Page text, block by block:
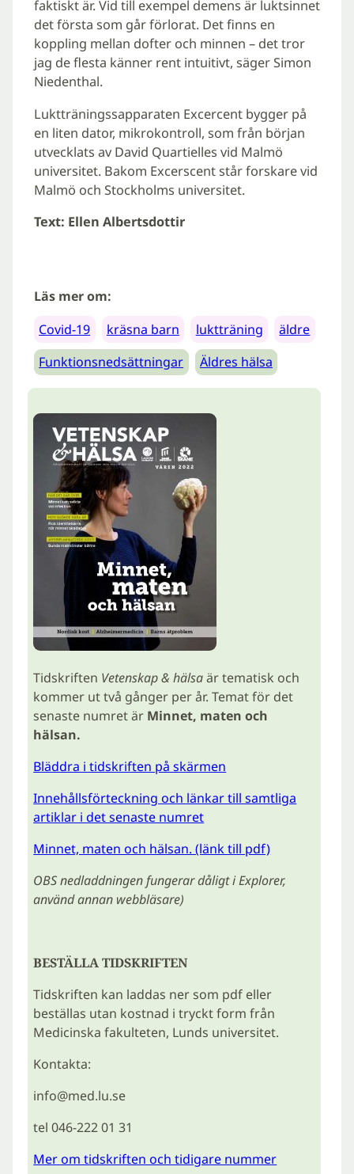
faktiskt är. Vid till exempel demens är luktsinnet
det första som går förlorat. Det finns en
koppling mellan dofter och minnen – det tror
jag de flesta känner rent intuitivt, säger Simon
Niedenthal.
Luktträningssapparaten Excercent bygger på
en liten dator, mikrokontroll, som från början
utvecklats av David Quartielles vid Malmö
universitet. Bakom Excerscent står forskare vid
Malmö och Stockholms universitet.
Text: Ellen Albertsdottir
Läs mer om:
Covid-19
kräsna barn luktträning
äldre
Funktionsnedsättningar
Äldres hälsa
Tidskriften Vetenskap & hälsaär tematisk och
kommer ut två gånger per år. Temat för det
senaste numret är Minnet, maten och
hälsan.
Bläddra i tidskriften på skärmen
Innehållsförteckning och länkar till samtliga
artiklar i det senaste numret
Minnet, maten och hälsan. (länk till pdf)
OBS nedladdningen fungerar dåligt i Explorer,
använd annan webbläsare)
BESTÄLLA TIDSKRIFTEN
Tidskriften kan laddas ner som pdf eller
beställas utan kostnad i tryckt form från
Medicinska fakulteten, Lunds universitet.
Kontakta:
info@med.lu.se
tel 046-222 01 31
Mer om tidskriften och tidigare nummer